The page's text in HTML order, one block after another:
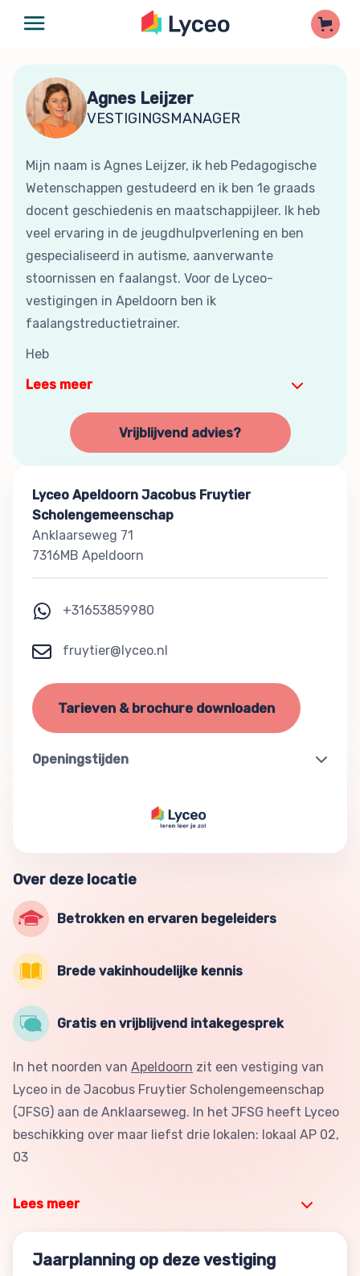
Agnes Leijzer
VESTIGINGSMANAGER
Mijn naam is Agnes Leijzer, ik heb Pedagogische
Wetenschappen gestudeerd en ik ben 1e graads
docent geschiedenis en maatschappijleer. Ik heb
veel ervaring in de jeugdhulpverlening en ben
gespecialiseerd in autisme, aanverwante
stoornissen en faalangst. Voor de Lyceo-
vestigingen in Apeldoorn ben ik
faalangstreductietrainer.
Heb
Lees meer
Vrijblijvend advies?
Lyceo Apeldoorn Jacobus Fruytier
Scholengemeenschap
Anklaarseweg 71
7316MB Apeldoorn
+31653859980
fruytier@lyceo.nl
Tarieven & brochure downloaden
Openingstijden
Over deze locatie
Betrokken en ervaren begeleiders
Brede vakinhoudelijke kennis
Gratis en vrijblijvend intakegesprek
In het noorden van Apeldoorn zit een vestiging van
Lyceo in de Jacobus Fruytier Scholengemeenschap
(JFSG) aan de Anklaarseweg. In het JFSG heeft Lyceo
beschikking over maar liefst drie lokalen: lokaal AP 02,
03
Lees meer
Jaarplanning op deze vestiging